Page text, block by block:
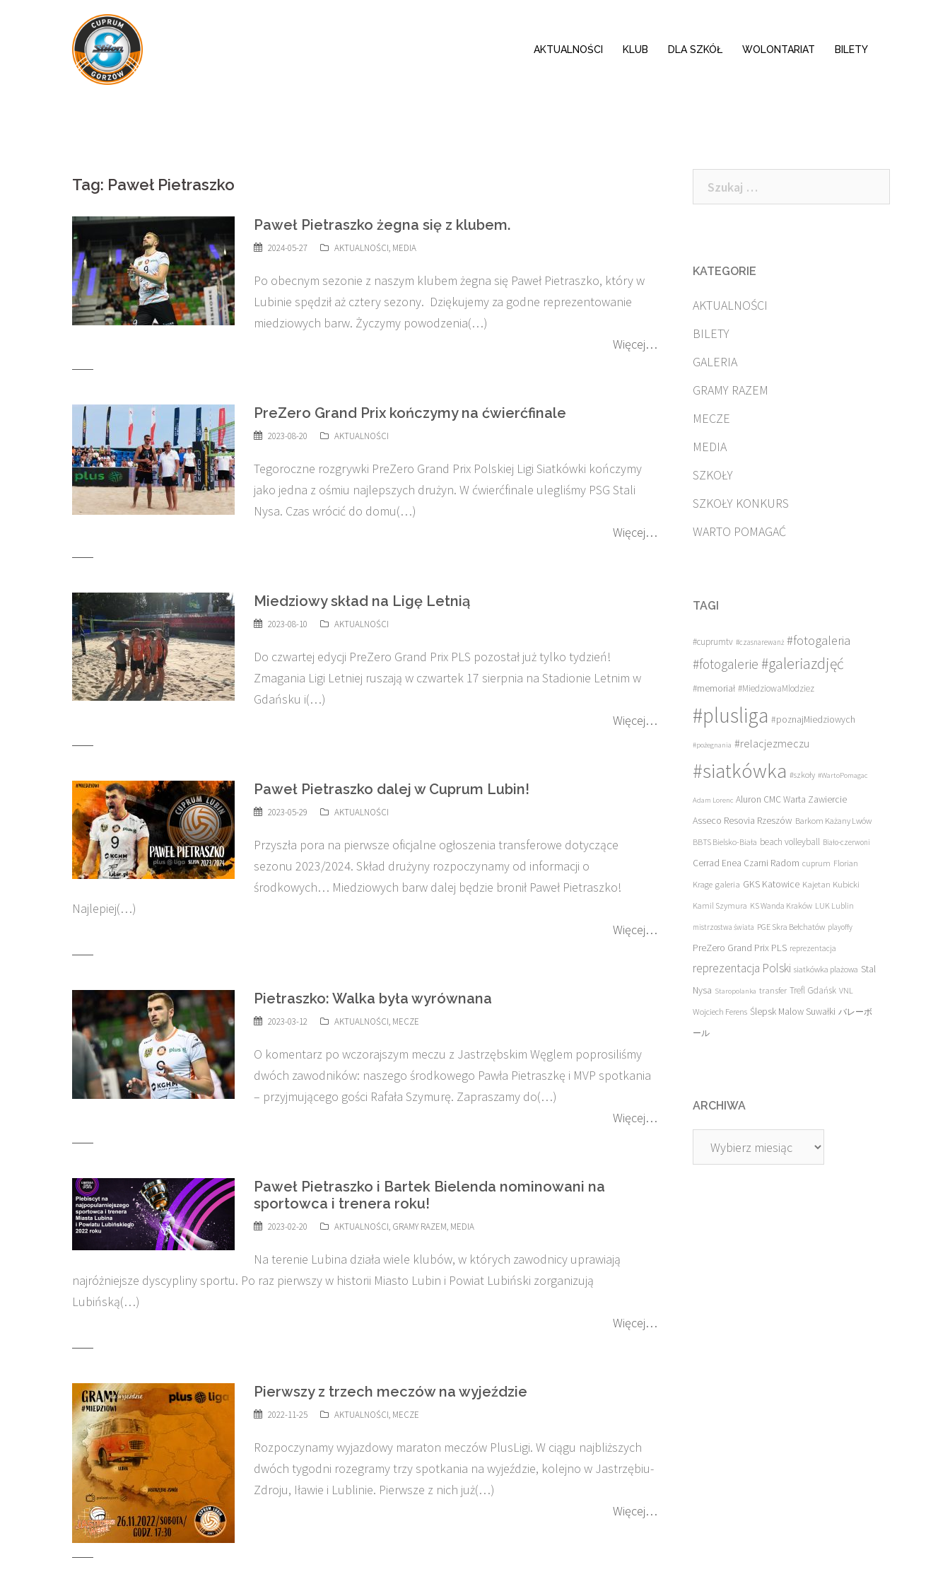
AKTUALNOŚCI KLUB DLA SZKÓŁ WOLONTARIAT BILETY
Tag: Paweł Pietraszko
Paweł Pietraszko żegna się z klubem.
2024-05-27 AKTUALNOŚCI, MEDIA
Po obecnym sezonie z naszym klubem żegna się Paweł Pietraszko, który w
Lubinie spędził aż cztery sezony. Dziękujemy za godne reprezentowanie
miedziowych barw. Życzymy powodzenia(…)
Więcej…
PreZero Grand Prix kończymy na ćwierćfinale
2023-08-20 AKTUALNOŚCI
Tegoroczne rozgrywki PreZero Grand Prix Polskiej Ligi Siatkówki kończymy
jako jedna z ośmiu najlepszych drużyn. W ćwierćfinale ulegliśmy PSG Stali
Nysa. Czas wrócić do domu(…)
Więcej…
Miedziowy skład na Ligę Letnią
2023-08-10 AKTUALNOŚCI
Do czwartej edycji PreZero Grand Prix PLS pozostał już tylko tydzień!
Zmagania Ligi Letniej ruszają w czwartek 17 sierpnia na Stadionie Letnim w
Gdańsku i(…)
Więcej…
Paweł Pietraszko dalej w Cuprum Lubin!
2023-05-29 AKTUALNOŚCI
Przyszła pora na pierwsze oficjalne ogłoszenia transferowe dotyczące
sezonu 2023/2024. Skład drużyny rozpoczynamy od informacji o
środkowych… Miedziowych barw dalej będzie bronił Paweł Pietraszko!
Najlepiej(…)
Więcej…
Pietraszko: Walka była wyrównana
2023-03-12 AKTUALNOŚCI, MECZE
O komentarz po wczorajszym meczu z Jastrzębskim Węglem poprosiliśmy
dwóch zawodników: naszego środkowego Pawła Pietraszkę i MVP spotkania
– przyjmującego gości Rafała Szymurę. Zapraszamy do(…)
Więcej…
Paweł Pietraszko i Bartek Bielenda nominowani na
sportowca i trenera roku!
2023-02-20 AKTUALNOŚCI, GRAMY RAZEM, MEDIA
Na terenie Lubina działa wiele klubów, w których zawodnicy uprawiają
najróżniejsze dyscypliny sportu. Po raz pierwszy w historii Miasto Lubin i Powiat Lubiński zorganizują
Lubińską(…)
Więcej…
Pierwszy z trzech meczów na wyjeździe
2022-11-25 AKTUALNOŚCI, MECZE
Rozpoczynamy wyjazdowy maraton meczów PlusLigi. W ciągu najbliższych
dwóch tygodni rozegramy trzy spotkania na wyjeździe, kolejno w Jastrzębiu-
Zdroju, Iławie i Lublinie. Pierwsze z nich już(…)
Więcej…
Szukaj:
KATEGORIE
AKTUALNOŚCI
BILETY
GALERIA
GRAMY RAZEM
MECZE
MEDIA
SZKOŁY
SZKOŁY KONKURS
WARTO POMAGAĆ
TAGI
#cuprumtv #czasnarewanż #fotogaleria
#fotogalerie #galeriazdjęć
#memoriał #MiedziowaMlodziez
#plusliga #poznajMiedziowych
#pożegnania #relacjezmeczu
#siatkówka #szkoły #WartoPomagac
Adam Lorenc Aluron CMC Warta Zawiercie
Asseco Resovia Rzeszów Barkom Każany Lwów
BBTS Bielsko-Biała beach volleyball Biało-czerwoni
Cerrad Enea Czarni Radom cuprum Florian
Krage galeria GKS Katowice Kajetan Kubicki
Kamil Szymura KS Wanda Kraków LUK Lublin
mistrzostwa świata PGE Skra Bełchatów playoffy
PreZero Grand Prix PLS reprezentacja
reprezentacja Polski siatkówka plażowa Stal
Nysa Staropolanka transfer Trefl Gdańsk VNL
Wojciech Ferens Ślepsk Malow Suwałki バレーボ
ール
ARCHIWA
Archiwa